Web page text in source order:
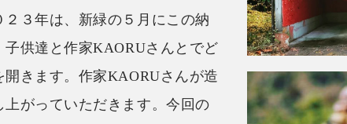
２３年は、新緑の５月にこの納
供達と作家KAORUさんとでど
きます。作家KAORUさんが造
がっていただきます。今回の